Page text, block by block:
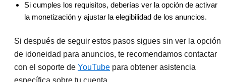
Si cumples los requisitos, deberías ver la opción de activar
la monetización y ajustar la elegibilidad de los anuncios.
Si después de seguir estos pasos sigues sin ver la opción
de idoneidad para anuncios, te recomendamos contactar
con el soporte de YouTube para obtener asistencia
específica sobre tu cuenta.